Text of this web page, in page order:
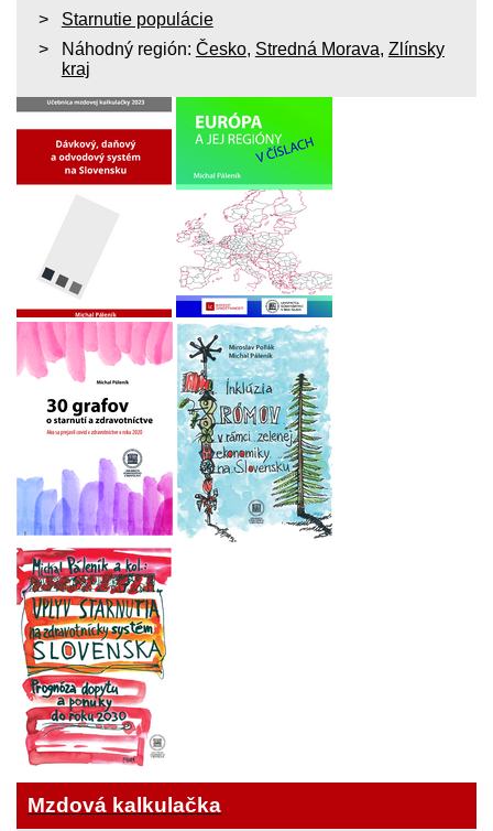
Starnutie populácie
Náhodný región: Česko, Stredná Morava, Zlínsky
kraj
Mzdová kalkulačka